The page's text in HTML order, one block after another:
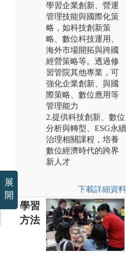
學習企業創新、營運
管理技能與國際化策
略，如科技創新策
略、數位科技運用、
海外市場開拓與跨國
經營策略等。透過修
習管院其他專業，可
強化企業創新、與國
際策略、數位應用等
管理能力
2.提供科技創新、數位
分析與轉型、ESG永續
治理相關課程，培養
數位經濟時代的跨界
新人才
下載詳細資料
學習
方法
展
開